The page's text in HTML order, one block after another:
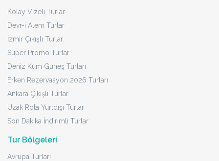
Kolay Vizeli Turlar
Devr-i Alem Turlar
İzmir Çıkışlı Turlar
Süper Promo Turlar
Deniz Kum Güneş Turları
Erken Rezervasyon 2026 Turları
Ankara Çıkışlı Turlar
Uzak Rota Yurtdışı Turlar
Son Dakika İndirimli Turlar
Tur Bölgeleri
Avrupa Turları